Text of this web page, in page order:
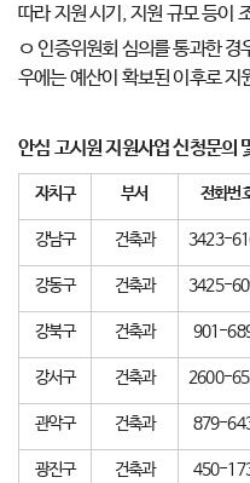
따라 지원 시기, 지원 규모 등이
ㅇ 인증위원회 심의를 통과한
우에는 예산이 확보된 이후로 지
안심 고시원 지원사업 신청문의
자치구 부서 전화번
강남구 건축과 3423-
강동구 건축과 3425-
강북구 건축과 901-
강서구 건축과 2600-
관악구 건축과 879-
광진구 건축과 450-